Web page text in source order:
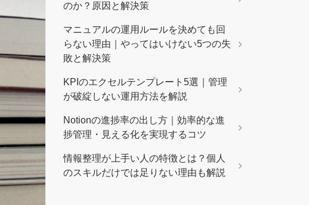
のか？原因と解決策
マニュアルの運用ルールを決めても回
らない理由｜やってはいけない5つの失
敗と解決策
KPIのエクセルテンプレート5選｜管理
が破綻しない運用方法を解説
Notionの進捗率の出し方｜効率的な進
捗管理・見える化を実現するコツ
情報整理が上手い人の特徴とは？個人
のスキルだけでは足りない理由も解説